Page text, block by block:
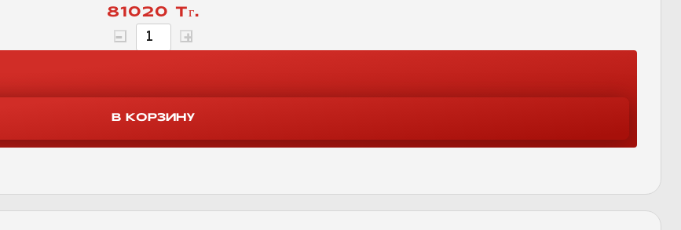
81020 Тг.